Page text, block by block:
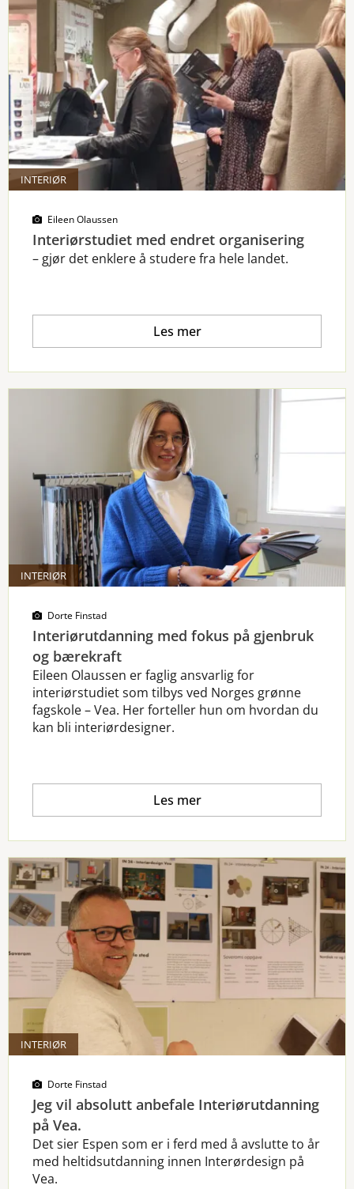
INTERIØR
Eileen Olaussen
Interiørstudiet med endret organisering
– gjør det enklere å studere fra hele landet.
Les mer
INTERIØR
Dorte Finstad
Interiørutdanning med fokus på gjenbruk
og bærekraft
Eileen Olaussen er faglig ansvarlig for
interiørstudiet som tilbys ved Norges grønne
fagskole – Vea. Her forteller hun om hvordan du
kan bli interiørdesigner.
Les mer
INTERIØR
Dorte Finstad
Jeg vil absolutt anbefale Interiørutdanning
på Vea.
Det sier Espen som er i ferd med å avslutte to år
med heltidsutdanning innen Interørdesign på
Vea.